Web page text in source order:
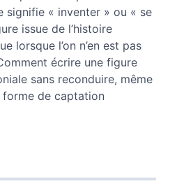
signifie « inventer » ou « se
issue de l’histoire
lorsque l’on n’en est pas
écrire une figure
sans reconduire, même
de captation